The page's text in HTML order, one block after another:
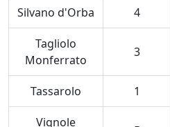
Silvano d'Orba 4
Tagliolo
Monferrato
3
Tassarolo 1
Vignole